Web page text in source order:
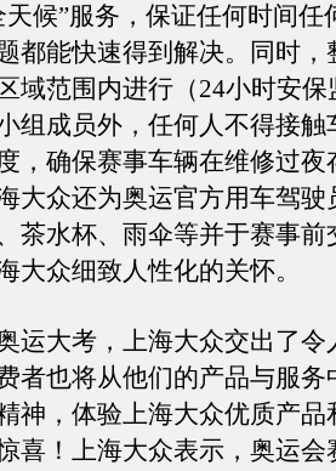
天候”服务，保证任何时间任
都能快速得到解决。同时，
域范围内进行（24小时安保
组成员外，任何人不得接触
，确保赛事车辆在维修过夜
大众还为奥运官方用车驾驶
茶水杯、雨伞等并于赛事前
大众细致人性化的关怀。
大考，上海大众交出了令
者也将从他们的产品与服务
神，体验上海大众优质产品
喜！上海大众表示，奥运会